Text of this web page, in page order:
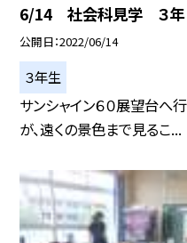
6/14 社会科見学 ３年
公開日 2022/06/14
３年生
サンシャイン６０展望台へ
が、遠くの景色まで見るこ...